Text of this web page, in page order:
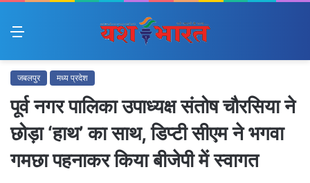
Menu
जबलपुर मध्य प्रदेश
पूर्व नगर पालिका उपाध्यक्ष संतोष चौरसिया ने
छोड़ा ‘हाथ’ का साथ, डिप्टी सीएम ने भगवा
गमछा पहनाकर किया बीजेपी में स्वागत